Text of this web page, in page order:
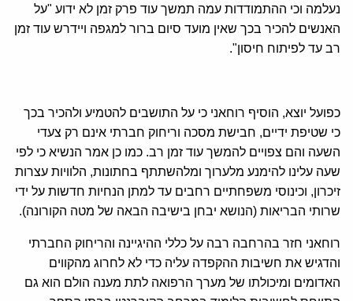
נעלמה וכי ההתמודדות עמה תמשך עוד פרק זמן לא ידוע "על
האנשים להכיר בכך שאין מועד סיום ברור למגפה ויידרש עוד זמן
רב עד לפיתוח חיסון".
כפועל יוצא, הוסיף רוחאני כי על התושבים להטמיע ולהכיר בכך
כי שטיפת ידיים, חבישת מסכה וריחוק חברתי אינם רק צעדי
השעה והם צפויים להמשך עוד זמן רב. כמו כן אמר הנשיא כי לפי
שעה עלינו להימנע מלערוך ומלהשתתף בחתונות, הלוויות עצרות
זיכרון, וכינוסי משפחתיים רחבים עד למתן הנחיות חדשות על ידי
שרותי הבריאות (הנושא יבחן בישיבה הבאה של מטה הקורונה).
רוחאני חזר בהרחבה רבה על כללי ההיגיינה והריחוק החברתי
והדגיש את חשיבות ההקפדה עליה כדי לא לחרוג מהקווים
האדומים ומיכולתו של מערך הרפואה לתת מענה הולם הוא גם